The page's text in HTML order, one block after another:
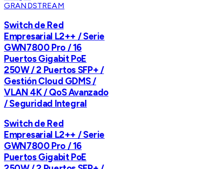
GRANDSTREAM
Switch de Red
Empresarial L2++ / Serie
GWN7800 Pro / 16
Puertos Gigabit PoE
250W / 2 Puertos SFP+ /
Gestión Cloud GDMS /
VLAN 4K / QoS Avanzado
/ Seguridad Integral
Switch de Red
Empresarial L2++ / Serie
GWN7800 Pro / 16
Puertos Gigabit PoE